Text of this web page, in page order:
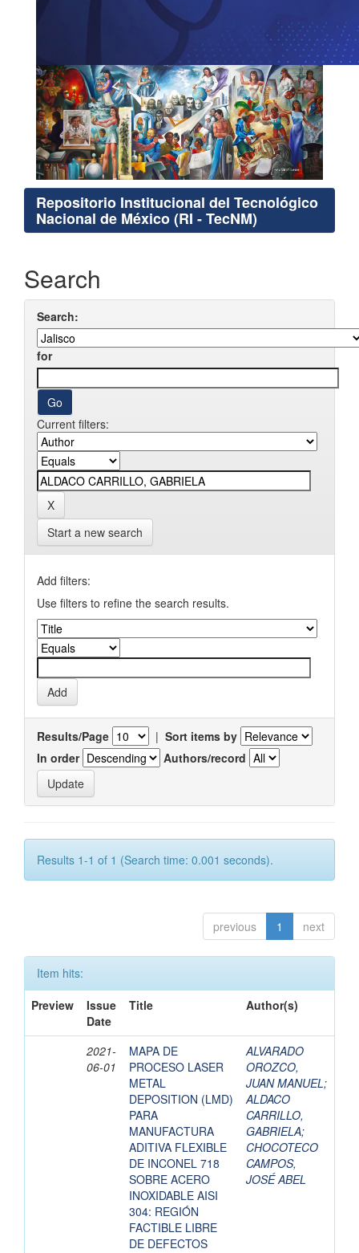
Repositorio Institucional del Tecnológico
Nacional de México (RI - TecNM)
Search
Search:
for
Current filters:
Start a new search
Add filters:
Use filters to refine the search results.
Results/Page | Sort items by
In order
Authors/record
Results 1-1 of 1 (Search time: 0.001 seconds).
previous 1 next
Item hits:
Preview
Issue
Date
Title Author(s)
2021-
06-01
MAPA DE
PROCESO LASER
METAL
DEPOSITION (LMD)
PARA
MANUFACTURA
ADITIVA FLEXIBLE
DE INCONEL 718
SOBRE ACERO
INOXIDABLE AISI
304: REGIÓN
FACTIBLE LIBRE
DE DEFECTOS
ALVARADO
OROZCO,
JUAN MANUEL;
ALDACO
CARRILLO,
GABRIELA;
CHOCOTECO
CAMPOS,
JOSÉ ABEL